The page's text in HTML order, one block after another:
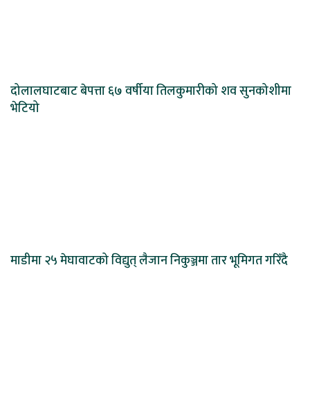
दोलालघाटबाट बेपत्ता ६७ वर्षीया तिलकुमारीको शव सुनकोशीमा
भेटियो
माडीमा २५ मेघावाटको विद्युत् लैजान निकुञ्जमा तार भूमिगत गरिँदै